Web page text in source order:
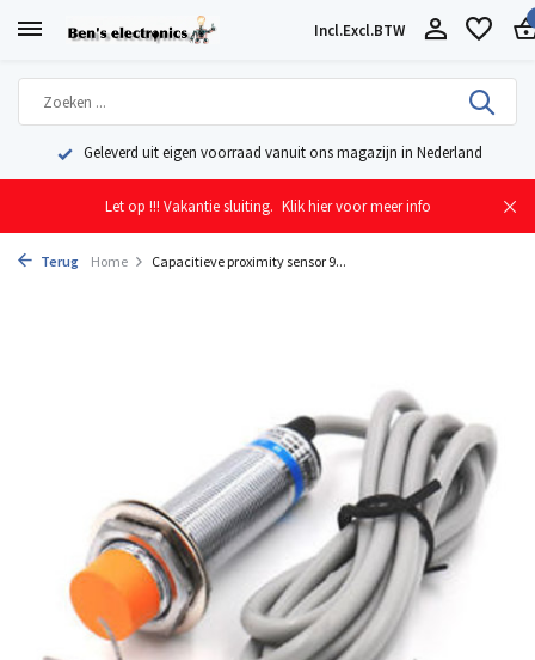
Incl.Excl.BTW
Geleverd uit eigen voorraad vanuit ons magazijn in Nederland
Let op !!! Vakantie sluiting. Klik hier voor meer info
Terug Home Capacitieve proximity sensor 9...